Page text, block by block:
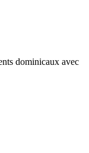
dominicaux avec